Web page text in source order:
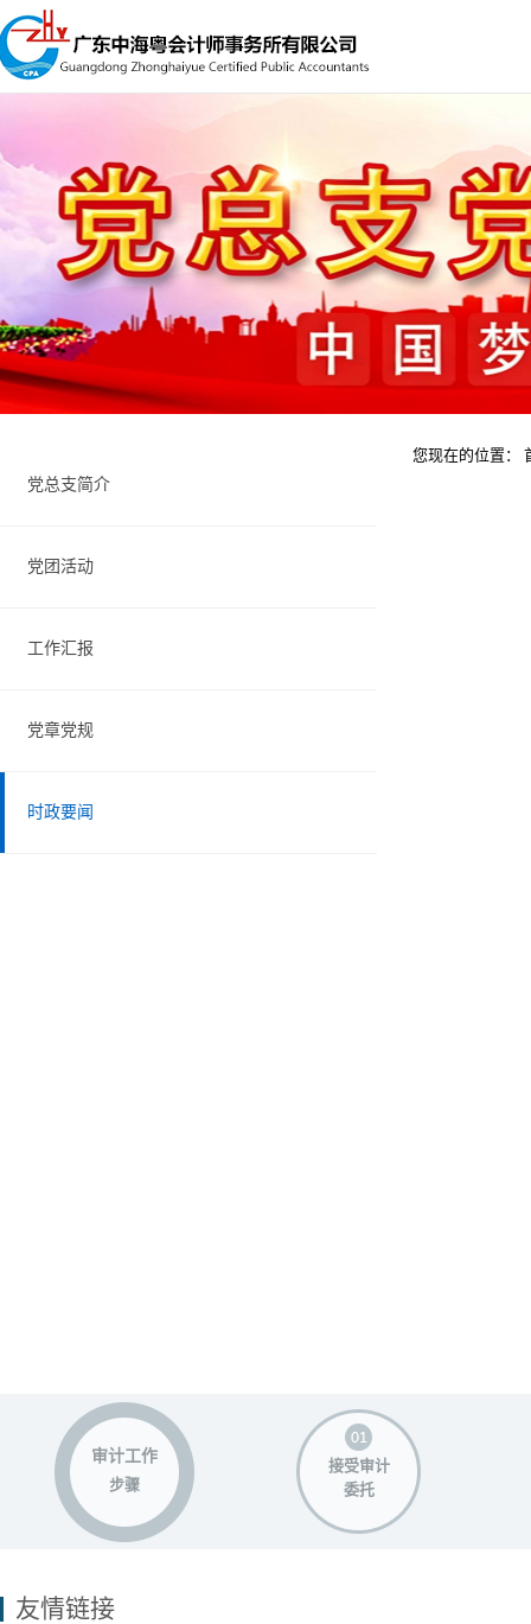
党总支简介
党团活动
工作汇报
党章党规
时政要闻
您现在的位置：
审计工作
步骤
接受审计
委托
友情链接